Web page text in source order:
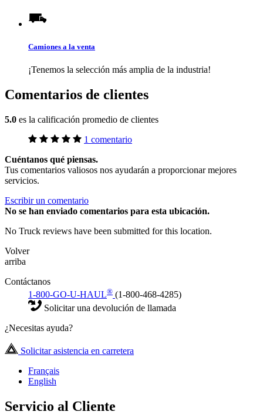
Camiones a la venta
¡Tenemos la selección más amplia de la industria!
Comentarios de clientes
5.0 es la calificación promedio de clientes
1 comentario
Cuéntanos qué piensas.
Tus comentarios valiosos nos ayudarán a proporcionar mejores
servicios.
Escribir un comentario
No se han enviado comentarios para esta ubicación.
No Truck reviews have been submitted for this location.
Volver
arriba
Contáctanos
1-800-GO-U-HAUL® (1-800-468-4285)
Solicitar una devolución de llamada
¿Necesitas ayuda?
Solicitar asistencia en carretera
Français
English
Servicio al Cliente